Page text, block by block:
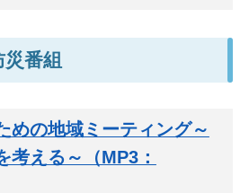
番組
めの地域ミーティング～
考える～（MP3：